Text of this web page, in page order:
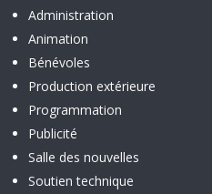
Administration
Animation
Bénévoles
Production extérieure
Programmation
Publicité
Salle des nouvelles
Soutien technique